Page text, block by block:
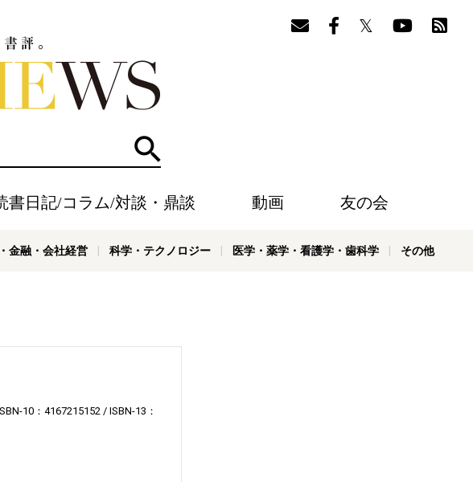
検索
書日記/コラム/対談・鼎談 動画 友の会
金融・会社経営 科学・テクノロジー 医学・薬学・看護学・歯科学 その他
10：4167215152
ISBN-13：